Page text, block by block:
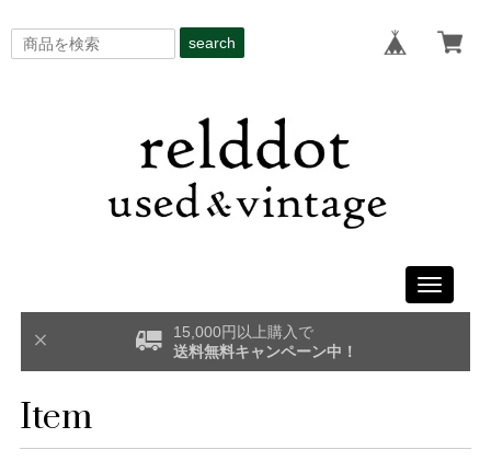
search
Toggle
15,000円以上購入で
送料無料キャンペーン中！
Item